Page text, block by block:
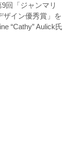
回「ジャンマリ
ザイン優秀賞」を
“Cathy” Aulick氏